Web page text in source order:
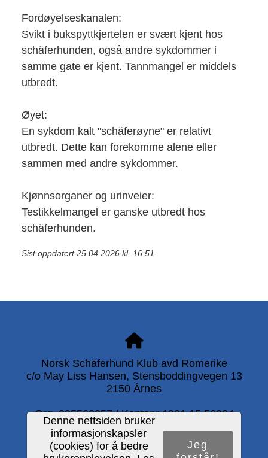
Fordøyelseskanalen:
Svikt i bukspyttkjertelen er svært kjent hos
schäferhunden, også andre sykdommer i
samme gate er kjent. Tannmangel er middels
utbredt.
Øyet:
En sykdom kalt "schäferøyne" er relativt
utbredt. Dette kan forekomme alene eller
sammen med andre sykdommer.
Kjønnsorganer og urinveier:
Testikkelmangel er ganske utbredt hos
schäferhunden.
Sist oppdatert 25.04.2026 kl. 16:51
Norsk Schäferhund Klub avd Romerike
c/o May Liss Hansen, Stensboddingvegen 13
2150 Årnes
Org. 995562057 / Kontonr 1321.15.56204
Denne nettsiden bruker
informasjonskapsler
(cookies) for å bedre
Jeg